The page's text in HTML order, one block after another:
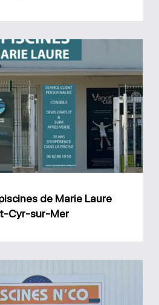
Magasin
Les
piscines
de
Marie
Laure
Saint-
de Marie Laure
Cyr-sur-Mer
Piscines